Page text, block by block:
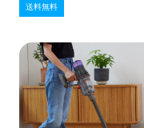
送料無料